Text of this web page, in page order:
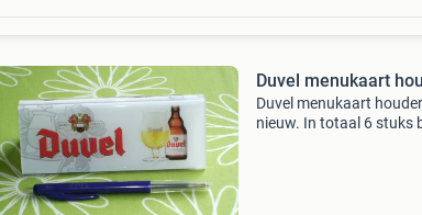
Duvel menukaart
Duvel menukaart
nieuw. In totaal 6 stuks